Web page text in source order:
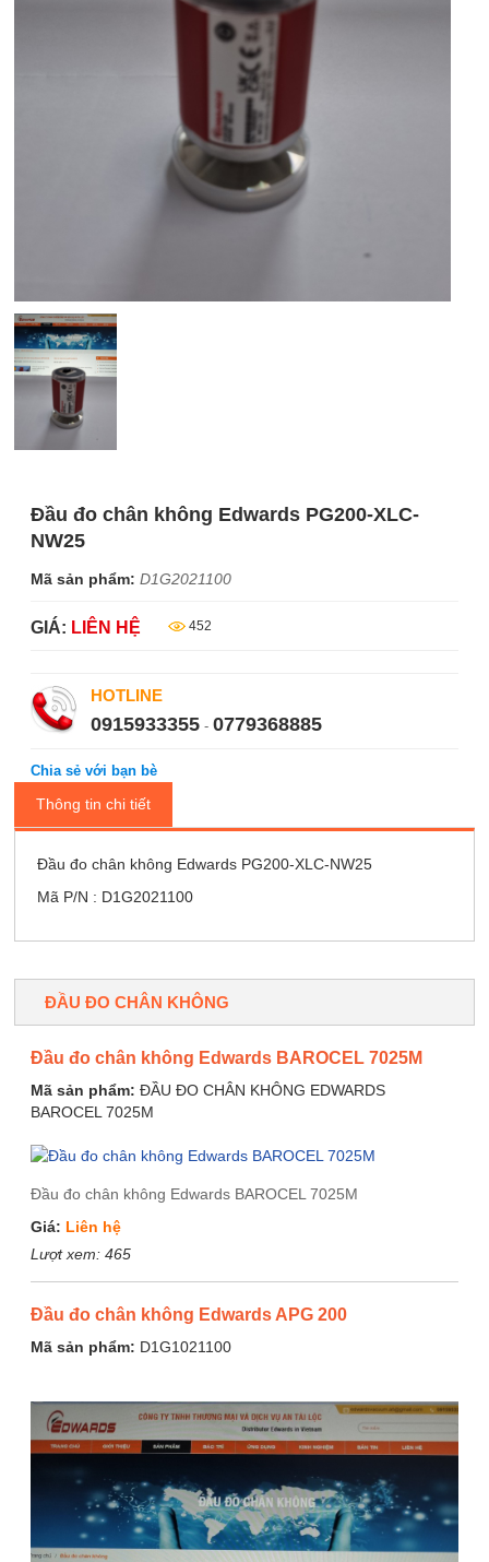
Đầu đo chân không Edwards PG200-XLC-
NW25
Mã sản phẩm:D1G2021100
GIÁ: LIÊN HỆ 452
HOTLINE
0915933355 -0779368885
Chia sẻ với bạn bè
Thông tin chi tiết
Đầu đo chân không Edwards PG200-XLC-NW25
Mã P/N : D1G2021100
ĐẦU ĐO CHÂN KHÔNG
Đầu đo chân không Edwards BAROCEL 7025M
Mã sản phẩm:ĐẦU ĐO CHÂN KHÔNG EDWARDS
BAROCEL 7025M
Đầu đo chân không Edwards BAROCEL 7025M
Giá: Liên hệ
Lượt xem:465
Đầu đo chân không Edwards APG 200
Mã sản phẩm: D1G1021100